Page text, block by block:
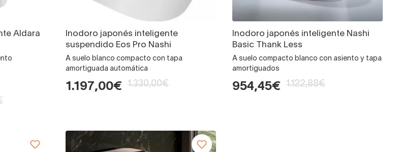
Aldara
Inodoro japonés inteligente
suspendido Eos Pro Nashi
A suelo blanco compacto con tapa
amortiguada automática
1.197,00€ 1.330,00€
Inodoro japonés inteligente Nashi
Basic Thank Less
A suelo compacto blanco con asiento y tapa
amortiguados
954,45€ 1.122,88€